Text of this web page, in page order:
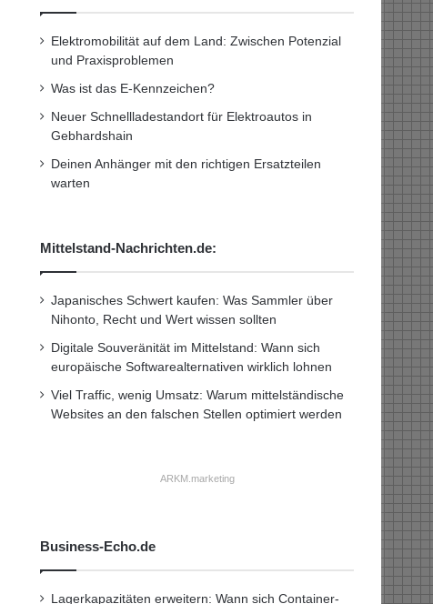
Elektromobilität auf dem Land: Zwischen Potenzial
und Praxisproblemen
Was ist das E-Kennzeichen?
Neuer Schnellladestandort für Elektroautos in
Gebhardshain
Deinen Anhänger mit den richtigen Ersatzteilen
warten
Mittelstand-Nachrichten.de:
Japanisches Schwert kaufen: Was Sammler über
Nihonto, Recht und Wert wissen sollten
Digitale Souveränität im Mittelstand: Wann sich
europäische Softwarealternativen wirklich lohnen
Viel Traffic, wenig Umsatz: Warum mittelständische
Websites an den falschen Stellen optimiert werden
ARKM.marketing
Business-Echo.de
Lagerkapazitäten erweitern: Wann sich Container-